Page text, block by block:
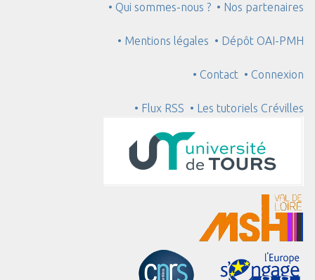
• Qui sommes-nous ? • Nos partenaires
• Mentions légales • Dépôt OAI-PMH
• Contact • Connexion
• Flux RSS • Les tutoriels Crévilles